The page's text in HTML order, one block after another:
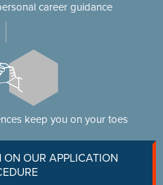
career guidance
keep you on your toes
OUR APPLICATION